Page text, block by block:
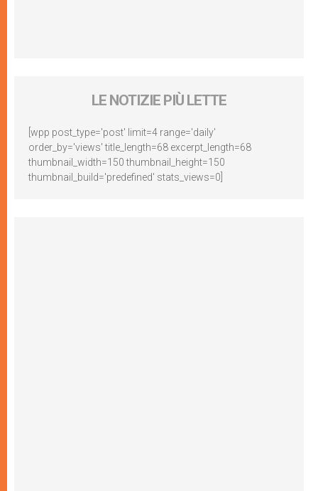
LE NOTIZIE PIÙ LETTE
[wpp post_type='post' limit=4 range='daily'
order_by='views' title_length=68 excerpt_length=68
thumbnail_width=150 thumbnail_height=150
thumbnail_build='predefined' stats_views=0]